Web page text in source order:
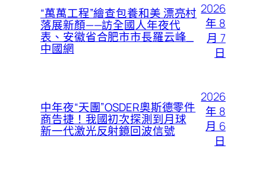
“萬萬工程”繪查包養和美 漂亮村
落展新顏——訪全國人年夜代
表、安徽省合肥市市長羅云峰_
中國網
2026
年 8
月 7
日
中年夜“天團”OSDER奧斯德零件
商告捷！我國初次探測到月球
新一代激光反射鏡回波信號
2026
年 8
月 6
日